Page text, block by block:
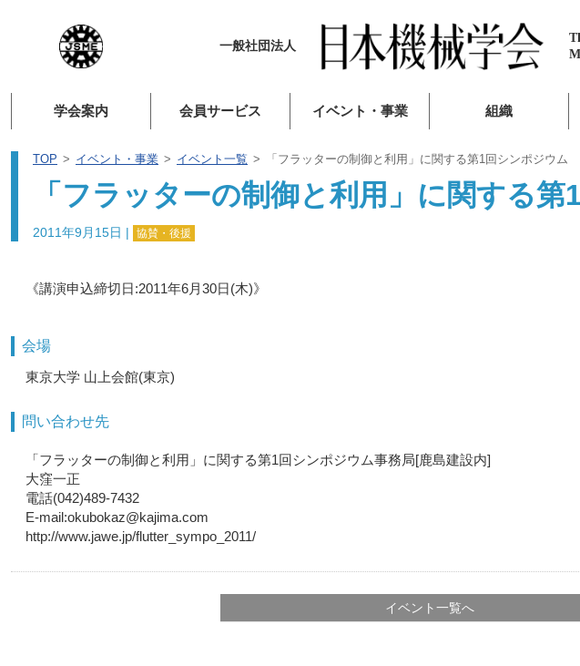
一般社団法人
学会案内 会員サービス イベント・事業 組織
TOP イベント・事業 イベント一覧 「フラッターの制御と利用」に関する第1回シンポジウム
「フラッターの制御と利用」に関する
2011年9月15日 | 協賛・後援
《講演申込締切日:2011年6月30日(木)》
会場
東京大学 山上会館(東京)
問い合わせ先
「フラッターの制御と利用」に関する第1回シンポジウム事務局[鹿島建設内]
大窪一正
電話(042)489-7432
E-mail:okubokaz@kajima.com
http://www.jawe.jp/flutter_sympo_2011/
イベント一覧へ